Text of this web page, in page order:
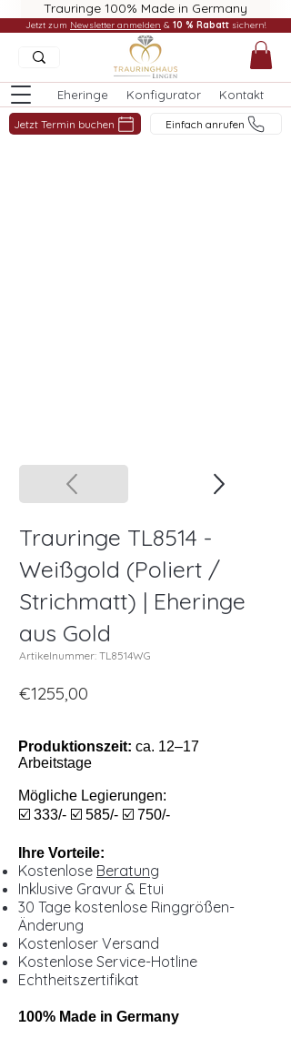
Trauringe 100% Made in Germany
Eheringe Konfigurator Kontakt
Jetzt Termin buchen Einfach anrufen
Jetzt zum Newsletter anmelden & 10 % Rabatt sichern!
Trauringe TL8514 -
Weißgold (Poliert /
Strichmatt) | Eheringe
aus Gold
Artikelnummer: TL8514WG
€1255,00
Produktionszeit: ca. 12–17
Arbeitstage
Mögliche Legierungen:
☑️ 333/- ☑️ 585/- ☑️ 750/-
Ihre Vorteile:
Kostenlose Beratung
Inklusive Gravur & Etui
30 Tage kostenlose Ringgrößen-
Änderung
Kostenloser Versand
Kostenlose Service-Hotline
Echtheitszertifikat
100% Made in Germany